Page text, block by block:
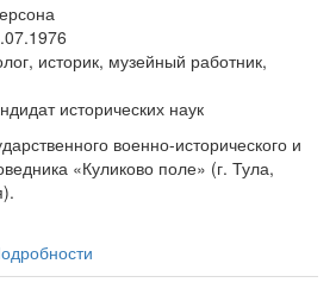
историк, музейный работник,
исторических наук
военно-исторического и
«Куликово поле» (г. Тула,